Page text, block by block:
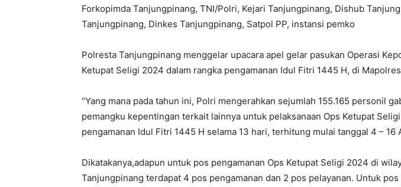
Forkopimda Tanjungpinang, TNI/Polri, Kejari Tanjungpinang, Dishub
Tanjungpinang, Dinkes Tanjungpinang, Satpol PP, instansi pemko
Polresta Tanjungpinang menggelar upacara apel gelar pasukan Operasi
Ketupat Seligi 2024 dalam rangka pengamanan Idul Fitri 1445 H, di
“Yang mana pada tahun ini, Polri mengerahkan sejumlah 155.165 personil
pemangku kepentingan terkait lainnya untuk pelaksanaan Ops Ketupat
pengamanan Idul Fitri 1445 H selama 13 hari, terhitung mulai tanggal 4 – 16
Dikatakanya,adapun untuk pos pengamanan Ops Ketupat Seligi 2024 di
Tanjungpinang terdapat 4 pos pengamanan dan 2 pos pelayanan. Untuk